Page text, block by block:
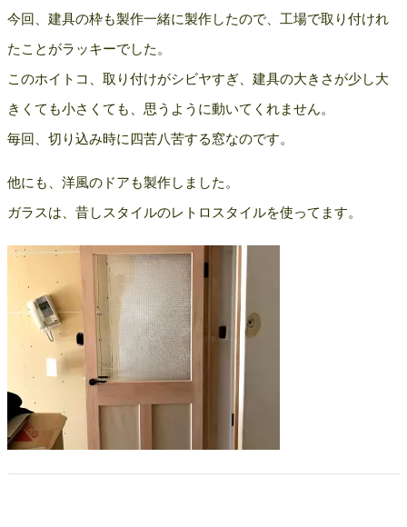
今回、建具の枠も製作一緒に製作したので、工場で取り付けれ
たことがラッキーでした。
このホイトコ、取り付けがシビヤすぎ、建具の大きさが少し大
きくても小さくても、思うように動いてくれません。
毎回、切り込み時に四苦八苦する窓なのです。
他にも、洋風のドアも製作しました。
ガラスは、昔しスタイルのレトロスタイルを使ってます。